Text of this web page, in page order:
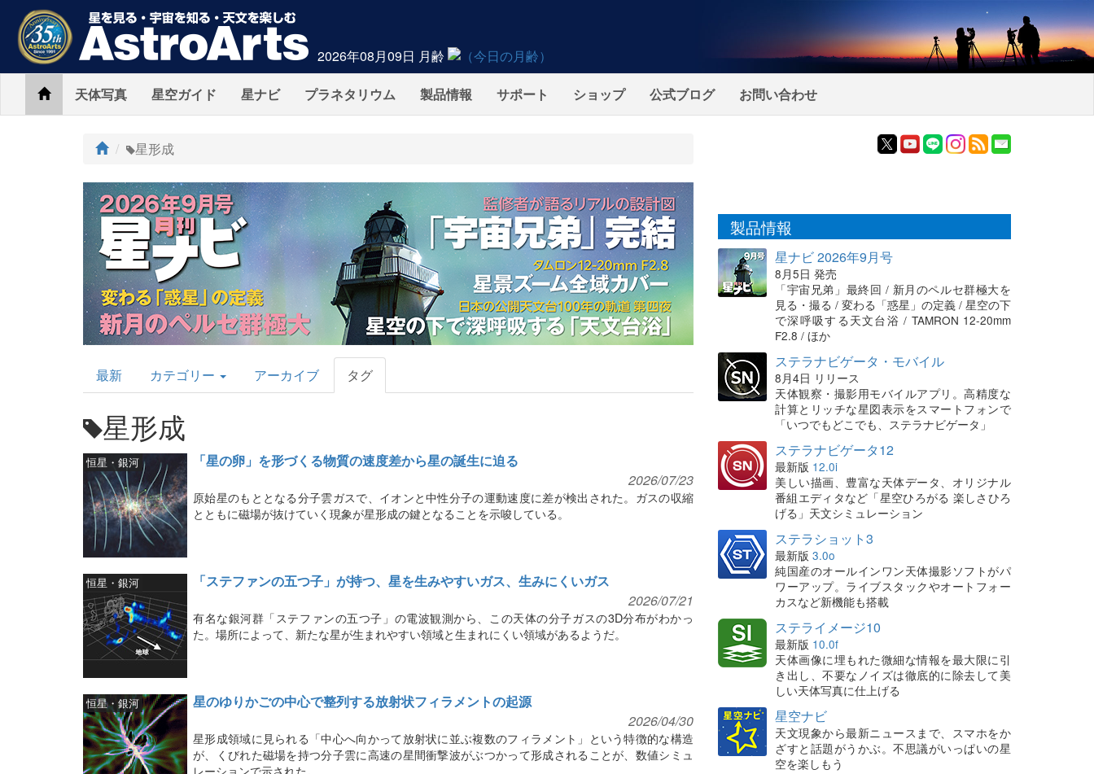
2026年08月09日 月齢
Home天体写真 星空ガイド 星ナビ プラネタリウム 製品情報 サポート ショップ 公式ブログ お問い合わせ
ト
プ
星形成
AstroArts
Topics
最新 カテゴリー アーカイブ タグ
星形成
「星の卵」を形づくる物質の速度差から星の誕生に迫る
恒星・銀河
2026/07/23
原始星のもととなる分子雲ガスで、イオンと中性分子の運動速度に差が検出された。ガスの収縮
とともに磁場が抜けていく現象が星形成の鍵となることを示唆している。
「ステファンの五つ子」が持つ、星を生みやすいガス、生みにくいガス
恒星・銀河
2026/07/21
有名な銀河群「ステファンの五つ子」の電波観測から、この天体の分子ガスの3D分布がわかっ
た。場所によって、新たな星が生まれやすい領域と生まれにくい領域があるようだ。
星のゆりかごの中心で整列する放射状フィラメントの起源
恒星・銀河
2026/04/30
星形成領域に見られる「中心へ向かって放射状に並ぶ複数のフィラメント」という特徴的な構造
が、くびれた磁場を持つ分子雲に高速の星間衝撃波がぶつかって形成されることが、数値シミュ
レーションで示された。
製品情報
星ナビ 2026年9月号
8月5日 発売
「宇宙兄弟」最終回 / 新月のペルセ群極大を
見る・撮る / 変わる「惑星」の定義 / 星空の下
で深呼吸する天文台浴 / TAMRON 12-20mm
F2.8 / ほか
ステラナビゲータ・モバイル
8月4日 リリース
天体観察・撮影用モバイルアプリ。高精度な
計算とリッチな星図表示をスマートフォンで
「いつでもどこでも、ステラナビゲータ」
ステラナビゲータ12
最新版 12.0i
美しい描画、豊富な天体データ、オリジナル
番組エディタなど「星空ひろがる 楽しさひろ
げる」天文シミュレーション
ステラショット3
最新版 3.0o
純国産のオールインワン天体撮影ソフトがパ
ワーアップ。ライブスタックやオートフォー
カスなど新機能も搭載
ステライメージ10
最新版 10.0f
天体画像に埋もれた微細な情報を最大限に引
き出し、不要なノイズは徹底的に除去して美
しい天体写真に仕上げる
星空ナビ
天文現象から最新ニュースまで、スマホをか
ざすと話題がうかぶ。不思議がいっぱいの星
空を楽しもう